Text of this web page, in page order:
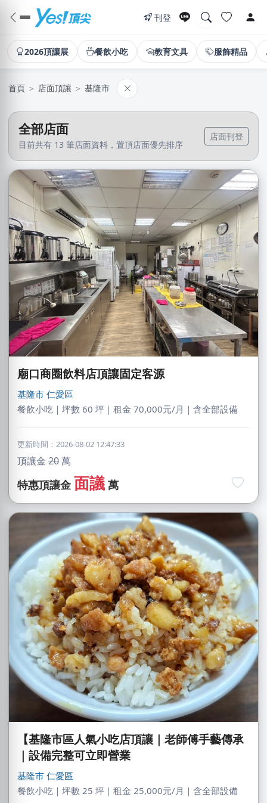
刊登
2026頂讓展 餐飲小吃 教育文具 服飾精品
首頁 ＞ 店面頂讓 ＞ 基隆市
全部店面
目前共有 13 筆店面資料，置頂店面優先排序
店面刊登
廟口商圈飲料店頂讓固定客源
基隆市 仁愛區
餐飲小吃｜坪數 60 坪｜租金 70,000元/月｜含全部設備
更新時間：2026-08-02 12:47:33
頂讓金 20萬
特惠頂讓金 面議 萬
【基隆市區人氣小吃店頂讓｜老師傅手藝傳承
｜設備完整可立即營業
基隆市 仁愛區
餐飲小吃｜坪數 25 坪｜租金 25,000元/月｜含全部設備